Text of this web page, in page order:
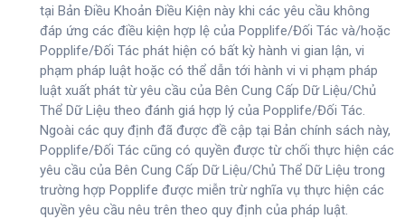
tại Bản Điều Khoản Điều Kiện này khi các yêu cầu không
đáp ứng các điều kiện hợp lệ của Popplife/Đối Tác và/hoặc
Popplife/Đối Tác phát hiện có bất kỳ hành vi gian lận, vi
phạm pháp luật hoặc có thể dẫn tới hành vi vi phạm pháp
luật xuất phát từ yêu cầu của Bên Cung Cấp Dữ Liệu/Chủ
Thể Dữ Liệu theo đánh giá hợp lý của Popplife/Đối Tác.
Ngoài các quy định đã được đề cập tại Bản chính sách này,
Popplife/Đối Tác cũng có quyền được từ chối thực hiện các
yêu cầu của Bên Cung Cấp Dữ Liệu/Chủ Thể Dữ Liệu trong
trường hợp Popplife được miễn trừ nghĩa vụ thực hiện các
quyền yêu cầu nêu trên theo quy định của pháp luật.